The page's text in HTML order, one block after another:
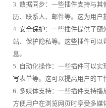
3. 数据同步：一些插件支持与其
历、联系人、邮件等。这为用户
4. 安全保护 ：一些插件提供了额
站、保护隐私等。这些插件可
息。
5. 自动化操作：一些插件可以实
写表单等。这可以提高用户的工
6. 多媒体支持：一些插件支持播
方便用户在浏览网页时享受多媒